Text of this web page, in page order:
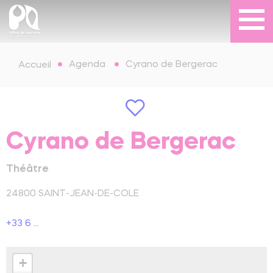
Accueil Agenda Cyrano de Bergerac
Cyrano de Bergerac
Théâtre
24800 SAINT-JEAN-DE-COLE
+33 6 ...
+